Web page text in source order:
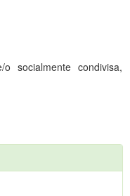
socialmente condivisa,